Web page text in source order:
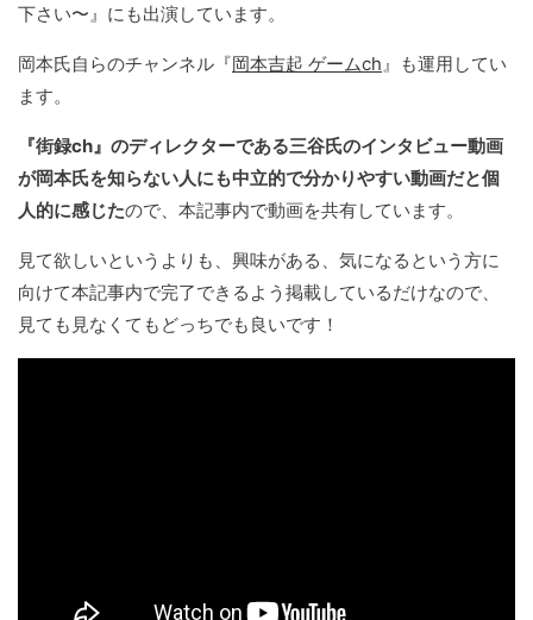
下さい〜』にも出演しています。
岡本氏自らのチャンネル『岡本吉起 ゲームch』も運用してい
ます。
『街録ch』のディレクターである三谷氏のインタビュー動画
が岡本氏を知らない人にも中立的で分かりやすい動画だと個
人的に感じたので、本記事内で動画を共有しています。
見て欲しいというよりも、興味がある、気になるという方に
向けて本記事内で完了できるよう掲載しているだけなので、
見ても見なくてもどっちでも良いです！